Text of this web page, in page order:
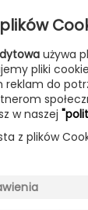
- Piątek
10:00-14:00
LAMPY
używa
pliki
reklam do
w naszej
z plików